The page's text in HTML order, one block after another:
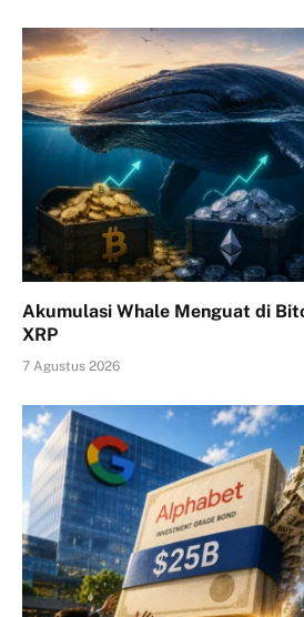
Akumulasi Whale Menguat di
XRP
7 Agustus 2026